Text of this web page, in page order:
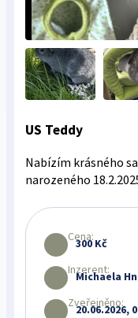
US Teddy
Nabízím krásného
narozeného
Cena:
300 Kč
Inzerent:
Michaela
Zveřejněno:
20.06.2026,